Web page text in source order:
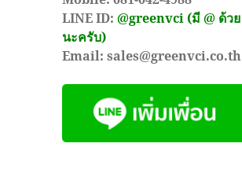
LINE ID:@greenvci (มี @ ด้วย
นะครับ)
Email: sales@greenvci.co.th